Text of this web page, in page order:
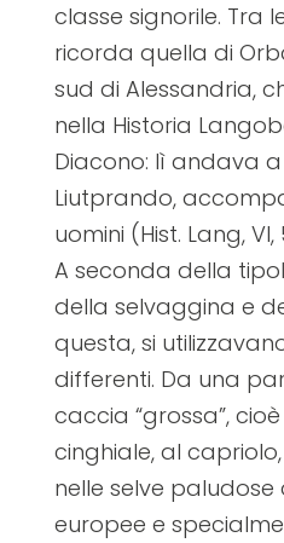
classe signorile. Tra
ricorda quella di
sud di Alessandria,
nella Historia
Diacono: lì andava
Liutprando,
uomini (Hist. Lang, VI,
A seconda della
della selvaggina e
questa, si
differenti. Da una
caccia “grossa”,
cinghiale, al
nelle selve paludose
europee e